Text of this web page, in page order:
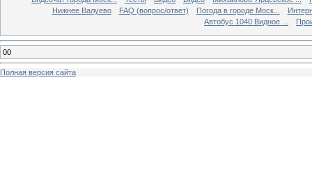
Нижнее Валуево
FAQ (вопрос/ответ) Погода в городе Моск...
Автобус 1040 Видное ...
00
Полная версия сайта